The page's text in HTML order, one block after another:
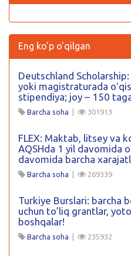
Eng ko'p o'qilgan
Deutschland
yoki magistraturada
stipendiya; joy – 150
Barcha soha | 301913
FLEX: Maktab, litsey va
AQSHda 1 yil davomida
davomida barcha
Barcha soha | 269339
Turkiye Burslari: barcha
uchun to’liq grantlar,
boshqalar!
Barcha soha | 235932